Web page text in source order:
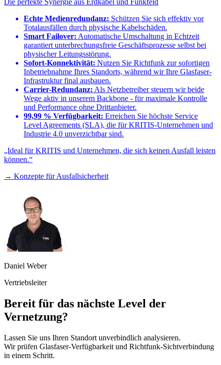
Echte Medienredundanz: Schützen Sie sich effektiv vor
Totalausfällen durch physische Kabelschäden.
Smart Failover: Automatische Umschaltung in Echtzeit
garantiert unterbrechungsfreie Geschäftsprozesse selbst bei
physischer Leitungsstörung.
Sofort-Konnektivität: Nutzen Sie Richtfunk zur sofortigen
Inbetriebnahme Ihres Standorts, während wir Ihre Glasfaser-
Infrastruktur final ausbauen.
Carrier-Redundanz: Als Netzbetreiber steuern wir beide
Wege aktiv in unserem Backbone - für maximale Kontrolle
und Performance ohne Drittanbieter.
99,99 % Verfügbarkeit: Erreichen Sie höchste Service
Level Agreements (SLA), die für KRITIS-Unternehmen und
Industrie 4.0 unverzichtbar sind.
„Ideal für KRITIS und Unternehmen, die sich keinen Ausfall leisten
können.“
→ Konzepte für Ausfallsicherheit
Daniel Weber
Vertriebsleiter
Bereit für das nächste Level der
Vernetzung?
Lassen Sie uns Ihren Standort unverbindlich analysieren.
Wir prüfen Glasfaser-Verfügbarkeit und Richtfunk-Sichtverbindung
in einem Schritt.